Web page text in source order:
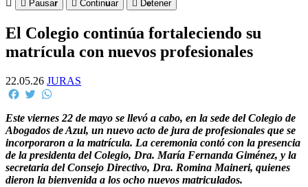
Pausar Continuar Detener
El Colegio continúa fortaleciendo su
matrícula con nuevos profesionales
22.05.26 JURAS
Facebook
Twitter
Este viernes 22 de mayo se llevó a cabo, en la sede del Colegio de
Abogados de Azul, un nuevo acto de jura de profesionales que se
incorporaron a la matrícula. La ceremonia contó con la presencia
de la presidenta del Colegio, Dra. María Fernanda Giménez, y la
secretaria del Consejo Directivo, Dra. Romina Maineri, quienes
dieron la bienvenida a los ocho nuevos matriculados.